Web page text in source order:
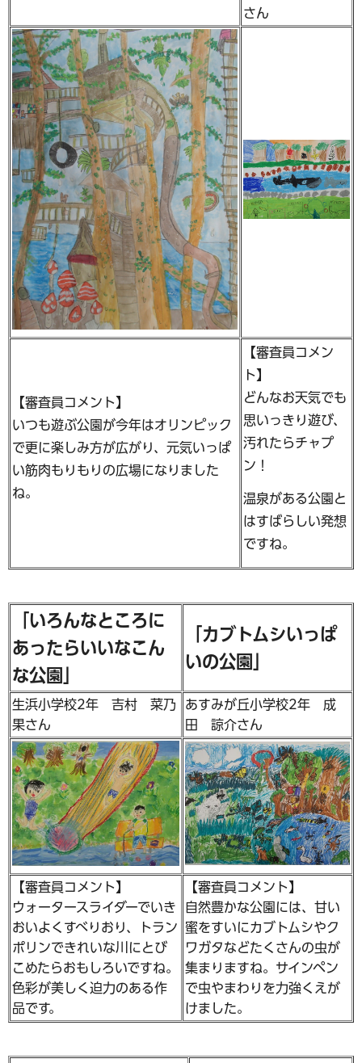
さん
【審査員コメント】
いつも遊ぶ公園が今年はオリンピック
で更に楽しみ方が広がり、元気いっぱ
い筋肉もりもりの広場になりました
ね。
【審査員コメン
ト】
どんなお天気でも
思いっきり遊び、
汚れたらチャプ
ン！
温泉がある公園と
はすばらしい発想
ですね。
「いろんなところに
あったらいいなこん
な公園」
「カブトムシいっぱ
いの公園」
生浜小学校2年 吉村 菜乃
果さん
あすみが丘小学校2年 成
田 諒介さん
【審査員コメント】
ウォータースライダーでいき
おいよくすべりおり、トラン
ポリンできれいな川にとび
こめたらおもしろいですね。
色彩が美しく迫力のある作
品です。
【審査員コメント】
自然豊かな公園には、甘い
蜜をすいにカブトムシやク
ワガタなどたくさんの虫が
集まりますね。サインペン
で虫やまわりを力強くえが
けました。